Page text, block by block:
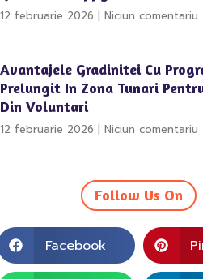
12 februarie 2026 Niciun comentariu
Avantajele Gradinitei Cu
Prelungit In Zona Tunari
Din Voluntari
12 februarie 2026 Niciun comentariu
Follow Us On
Facebook